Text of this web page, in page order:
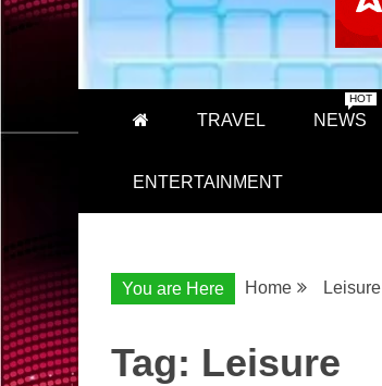
TRAVEL NEWS
HOT
ENTERTAINMENT
You are Here Home Leisure
Tag: Leisure